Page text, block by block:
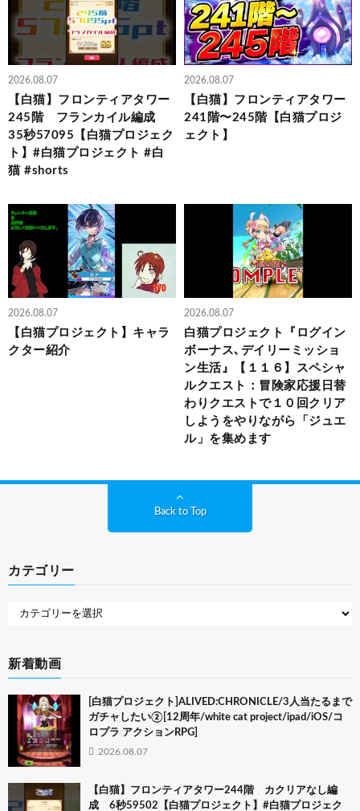
2026.08.07
【白猫】フロンティアタワー
245階 フランカイル編成
35秒57095【白猫プロジェク
ト】#白猫プロジェクト #白
猫 #shorts
2026.08.07
【白猫】フロンティアタワー
241階〜245階【白猫プロジ
ェクト】
2026.08.07
【白猫プロジェクト】キャラ
クター紹介
2026.08.07
白猫プロジェクト『ログイン
ボーナス､デイリーミッショ
ン生活』【１１６】スペシャ
ルクエスト：冒険家応援日替
わりクエストで１０回クリア
しようをやりながら「ジュエ
ル」を集めます
Back to Top
カテゴリー
新着動画
[白猫プロジェクト]ALIVED:CHRONICLE/3人当たるまで
ガチャしたい②[12周年/white cat project/ipad/iOS/コ
ロプラ アクションRPG]
2026.08.07
【白猫】フロンティアタワー244階 カクリアなし編
成 6秒59502【白猫プロジェクト】#白猫プロジェク